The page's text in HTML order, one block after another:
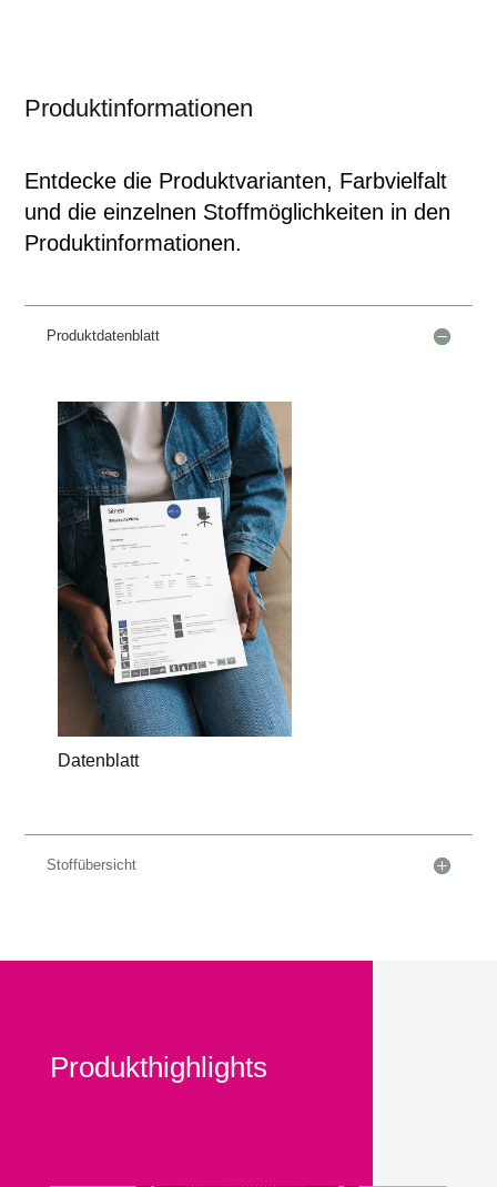
Produktinformationen
Entdecke die Produktvarianten, Farbvielfalt
und die einzelnen Stoffmöglichkeiten in den
Produktinformationen.
Produktdatenblatt
Datenblatt
Stoffübersicht
Produkthighlights